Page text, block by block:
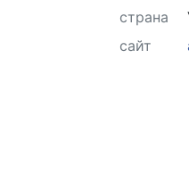
страна
сайт